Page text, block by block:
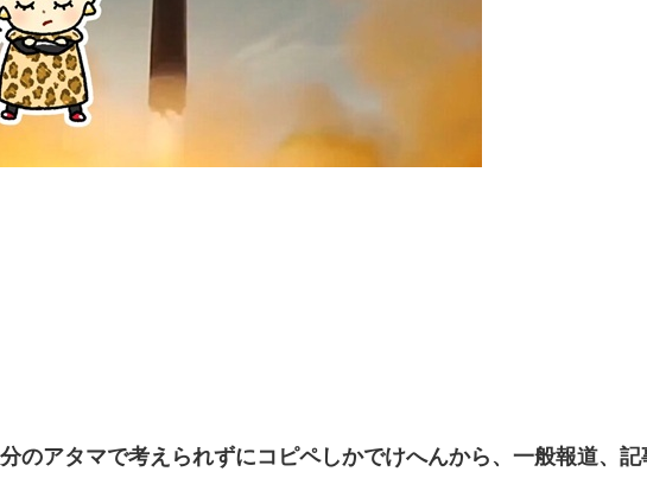
のアタマで考えられずにコピペしかでけへんから、一般報道、記